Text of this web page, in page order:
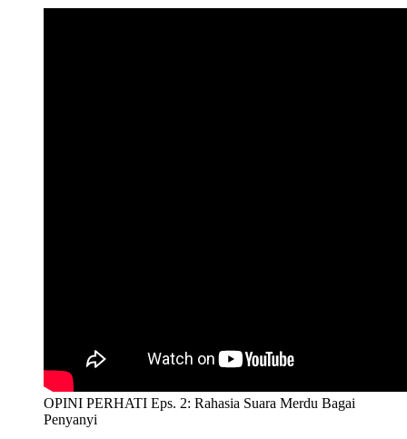
OPINI PERHATI Eps. 2: Rahasia Suara Merdu Bagai
Penyanyi